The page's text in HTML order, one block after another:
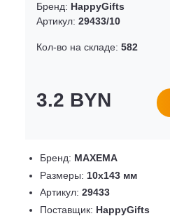
Бренд: HappyGifts
Артикул: 29433/10
Кол-во на складе: 582
3.2 BYN
Бренд: MAXEMA
Размеры: 10х143 мм
Артикул: 29433
Поставщик: HappyGifts